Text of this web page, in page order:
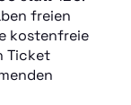
freien
kostenfreie
Ticket